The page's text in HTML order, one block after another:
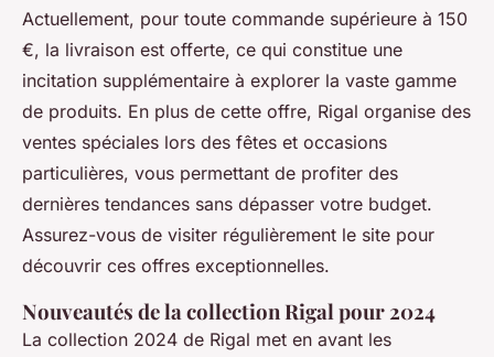
Actuellement, pour toute commande supérieure à 150
€, la livraison est offerte, ce qui constitue une
incitation supplémentaire à explorer la vaste gamme
de produits. En plus de cette offre, Rigal organise des
ventes spéciales lors des fêtes et occasions
particulières, vous permettant de profiter des
dernières tendances sans dépasser votre budget.
Assurez-vous de visiter régulièrement le site pour
découvrir ces offres exceptionnelles.
Nouveautés de la collection Rigal pour 2024
La collection 2024 de Rigal met en avant les